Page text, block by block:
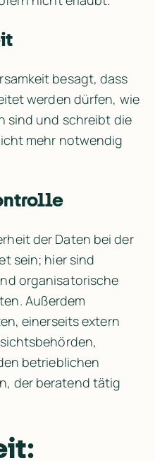
besagt, dass
werden dürfen, wie
sind und schreibt die
mehr notwendig
der Daten bei der
sein; hier sind
organisatorische
Außerdem
einerseits extern
betrieblichen
der beratend tätig